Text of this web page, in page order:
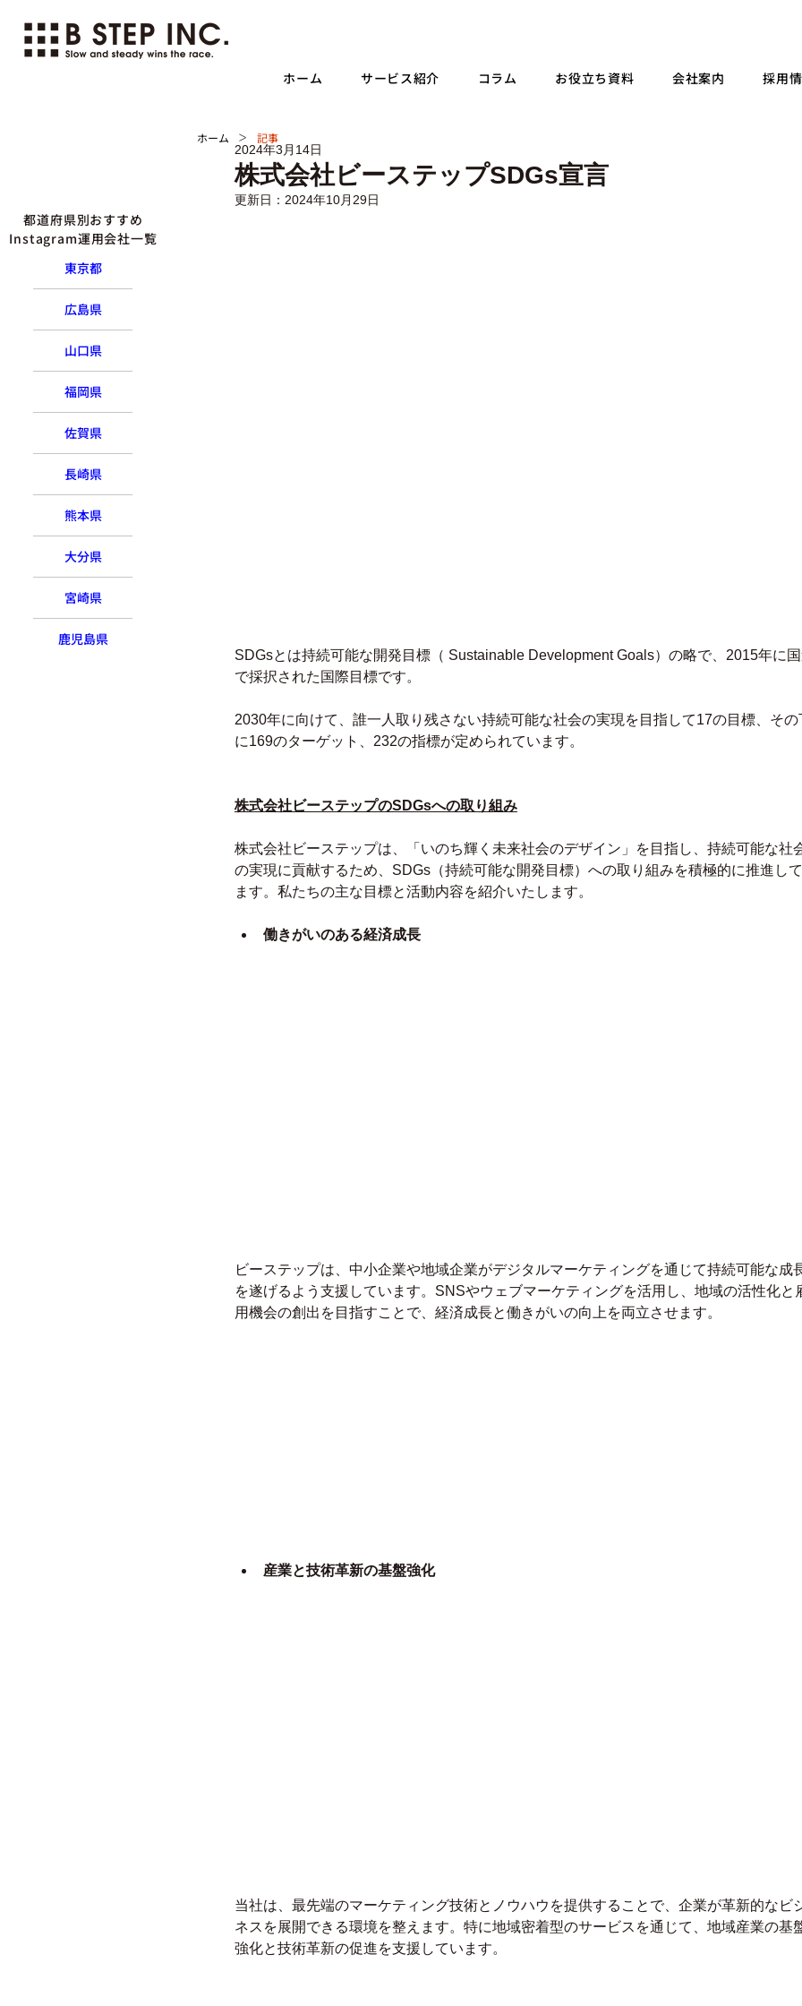
ホーム サービス紹介 コラム お役立ち資料 会社案内 採用
株式会社ビーステップSDGs宣言
2024年3月14日
更新日： 2024年10月29日
SDGsとは持続可能な開発目標（ Sustainable Development Goals）の略で、2015年に
で採択された国際目標です。
2030年に向けて、誰一人取り残さない持続可能な社会の実現を目指して17の目標、その
に169のターゲット、232の指標が定められています。
株式会社ビーステップのSDGsへの取り組み
株式会社ビーステップは、「いのち輝く未来社会のデザイン」を目指し、持続可能な社
の実現に貢献するため、SDGs（持続可能な開発目標）への取り組みを積極的に推進し
ます。私たちの主な目標と活動内容を紹介いたします。
働きがいのある経済成長
ビーステップは、中小企業や地域企業がデジタルマーケティングを通じて持続可能な成
を遂げるよう支援しています。SNSやウェブマーケティングを活用し、地域の活性化と
用機会の創出を目指すことで、経済成長と働きがいの向上を両立させます。
産業と技術革新の基盤強化
当社は、最先端のマーケティング技術とノウハウを提供することで、企業が革新的なビ
ネスを展開できる環境を整えます。特に地域密着型のサービスを通じて、地域産業の基
強化と技術革新の促進を支援しています。
ホーム > 記事
都道府県別おすすめ
Instagram運用会社一覧
東京都
広島県
山口県
福岡県
佐賀県
長崎県
熊本県
大分県
宮崎県
鹿児島県